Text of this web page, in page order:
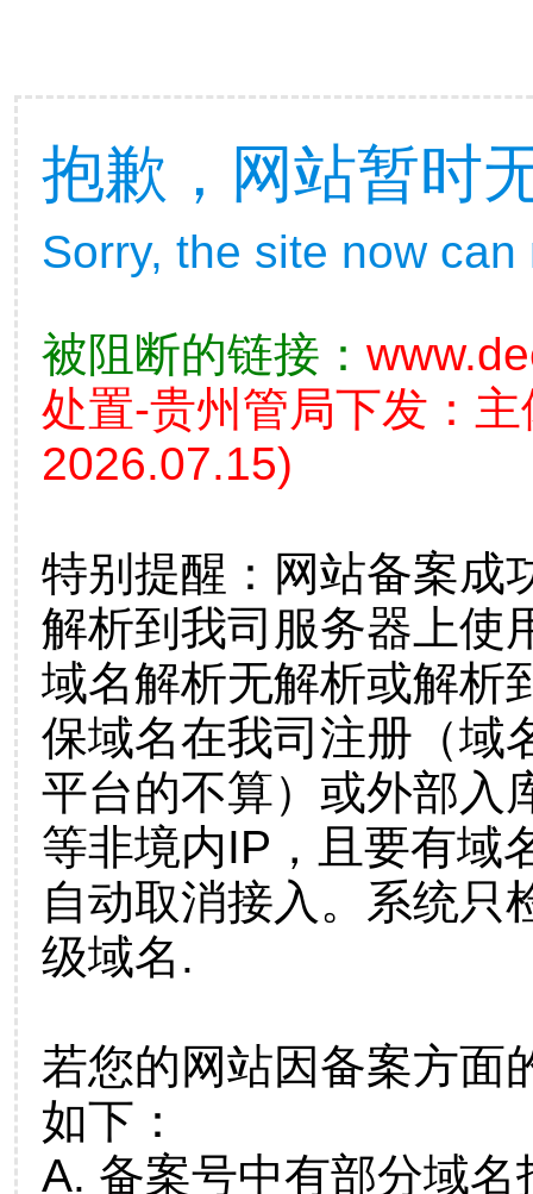
抱歉，网站暂时
Sorry, the site now
被阻断的链接：
处置-贵州管局下发：
2026.07.15)
特别提醒：网站备案成
解析到我司服务器上使
域名解析无解析或解析
保域名在我司注册（域
平台的不算）或外部入
等非境内IP，且要有域
自动取消接入。系统只
级域名.
若您的网站因备案方面
如下：
A. 备案号中有部分域